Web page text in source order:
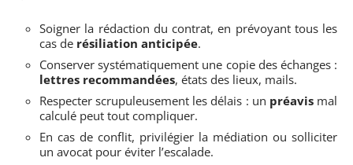
Soigner la rédaction du contrat, en prévoyant tous les
cas de résiliation anticipée.
Conserver systématiquement une copie des échanges :
lettres recommandées, états des lieux, mails.
Respecter scrupuleusement les délais : un préavismal
calculé peut tout compliquer.
En cas de conflit, privilégier la médiation ou solliciter
un avocat pour éviter l’escalade.